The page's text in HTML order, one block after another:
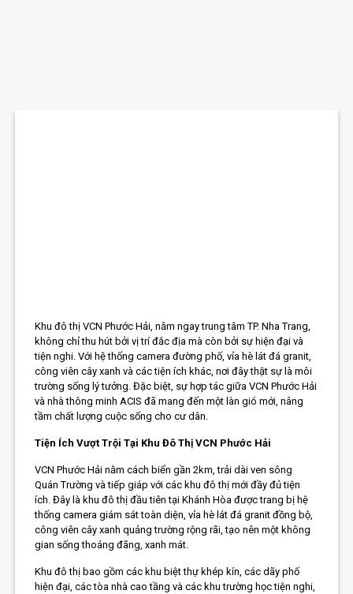
Khu đô thị VCN Phước Hải, nằm ngay trung tâm TP. Nha Trang,
không chỉ thu hút bởi vị trí đắc địa mà còn bởi sự hiện đại và
tiện nghi. Với hệ thống camera đường phố, vỉa hè lát đá granit,
công viên cây xanh và các tiện ích khác, nơi đây thật sự là môi
trường sống lý tưởng. Đặc biệt, sự hợp tác giữa VCN Phước Hải
và nhà thông minh ACIS đã mang đến một làn gió mới, nâng
tầm chất lượng cuộc sống cho cư dân.
Tiện Ích Vượt Trội Tại Khu Đô Thị VCN Phước Hải
VCN Phước Hải nằm cách biển gần 2km, trải dài ven sông
Quán Trường và tiếp giáp với các khu đô thị mới đầy đủ tiện
ích. Đây là khu đô thị đầu tiên tại Khánh Hòa được trang bị hệ
thống camera giám sát toàn diện, vỉa hè lát đá granit đồng bộ,
công viên cây xanh quảng trường rộng rãi, tạo nên một không
gian sống thoáng đãng, xanh mát.
Khu đô thị bao gồm các khu biệt thự khép kín, các dãy phố
hiện đại, các tòa nhà cao tầng và các khu trường học tiện nghi,